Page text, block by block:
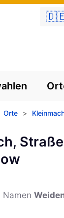
Orte >
Namen